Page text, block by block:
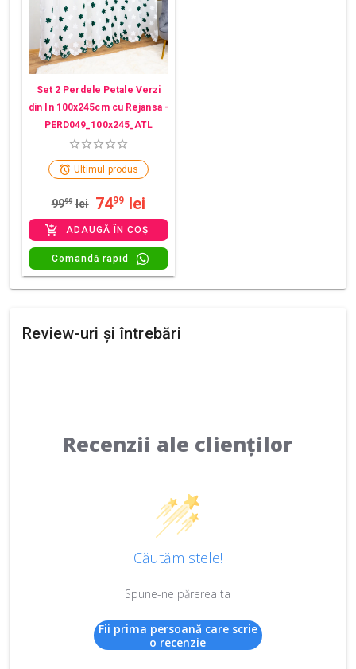
Set 2 Perdele Petale Verzi
din In 100x245cm cu Rejansa -
PERD049_100x245_ATL
Ultimul produs
9999 lei 7499 lei
ADAUGĂ ÎN COȘ
Comandă rapid
Review-uri și întrebări
Recenzii ale clienților
Căutăm stele!
Spune-ne părerea ta
Fii prima persoană care scrie
o recenzie